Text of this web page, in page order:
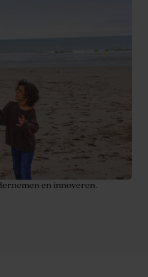
en innoveren.